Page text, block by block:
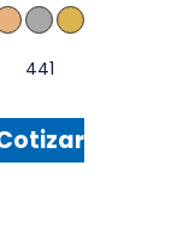
441